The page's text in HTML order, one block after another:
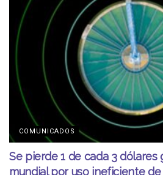
COMUNICADOS
Se pierde 1 de cada 3 dólares
mundial por uso ineficiente